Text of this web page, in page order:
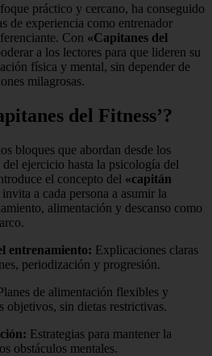
práctico y cercano, ha conseguido
de experiencia como entrenador
Con «Capitanes del
a los lectores para que lideren su
física y mental, sin depender de
milagrosas.
del Fitness’?
bloques que abordan desde los
ejercicio hasta la psicología del
el concepto del «capitán
a cada persona a asumir la
alimentación y descanso como
entrenamiento: Explicaciones claras
periodización y progresión.
de alimentación flexibles y
objetivos, sin dietas restrictivas.
Estrategias para mantener la
obstáculos mentales.